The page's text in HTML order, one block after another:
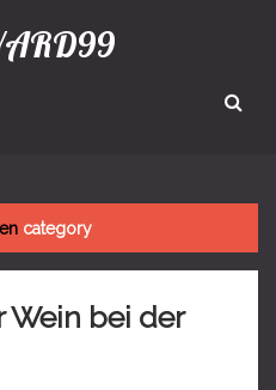
category
bei der